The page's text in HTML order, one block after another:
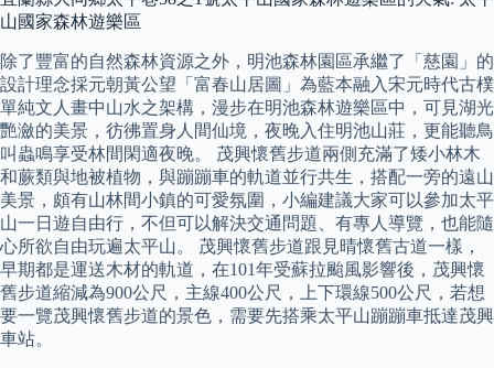
山國家森林遊樂區
除了豐富的自然森林資源之外，明池森林園區承繼了「慈園」的
設計理念採元朝黃公望「富春山居圖」為藍本融入宋元時代古樸
單純文人畫中山水之架構，漫步在明池森林遊樂區中，可見湖光
艷瀲的美景，彷彿置身人間仙境，夜晚入住明池山莊，更能聽鳥
叫蟲鳴享受林間閑適夜晚。 茂興懷舊步道兩側充滿了矮小林木
和蕨類與地被植物，與蹦蹦車的軌道並行共生，搭配一旁的遠山
美景，頗有山林間小鎮的可愛氛圍，小編建議大家可以參加太平
山一日遊自由行，不但可以解決交通問題、有專人導覽，也能隨
心所欲自由玩遍太平山。 茂興懷舊步道跟見晴懷舊古道一樣，
早期都是運送木材的軌道，在101年受蘇拉颱風影響後，茂興懷
舊步道縮減為900公尺，主線400公尺，上下環線500公尺，若想
要一覽茂興懷舊步道的景色，需要先搭乘太平山蹦蹦車抵達茂興
車站。